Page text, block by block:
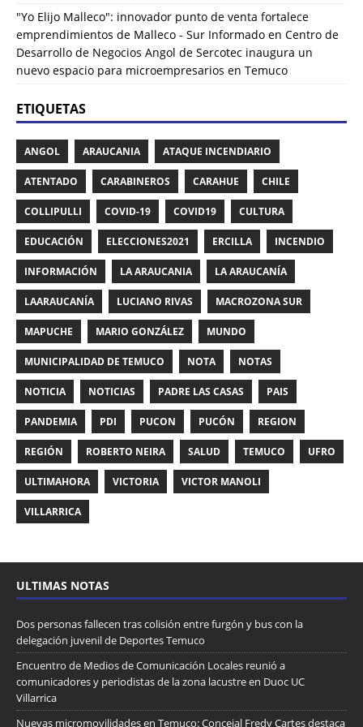
"Yo Elijo Malleco": innovador punto de venta fortalece
emprendimientos de Malleco - Sur Informado en Centro de
Desarrollo de Negocios Angol de Sercotec inaugura un
nuevo espacio para microempresarios en Temuco
ETIQUETAS
ANGOL ARAUCANIA ATAQUE INCENDIARIO
ATENTADO CARABINEROS CARAHUE CHILE
COLLIPULLI COVID-19 COVID19 CULTURA
EDUCACIÓN ELECCIONES2021 ERCILLA INCENDIO
INFORMACIÓN LA ARAUCANIA LA ARAUCANÍA
LAARAUCANÍA LUCIANO RIVAS MACROZONA SUR
MAPUCHE MARIO GONZÁLEZ MUNDO
MUNICIPALIDAD DE TEMUCO NOTA NOTAS
NOTICIA NOTICIAS PADRE LAS CASAS PAIS
PANDEMIA PDI PUCON PUCÓN REGION
REGIÓN ROBERTO NEIRA SALUD TEMUCO UFRO
ULTIMAHORA VICTORIA VICTOR MANOLI
VILLARRICA
ULTIMAS NOTAS
Dos personas fallecen tras colisión entre furgón y bus con la
delegación juvenil de Deportes Temuco
Encuentro de Medios de Comunicación Locales reunió a
comunicadores y periodistas de la zona lacustre en Duoc UC
Villarrica
Nuevas micromovilidades en Temuco: Concejal Fredy Cartes destaca